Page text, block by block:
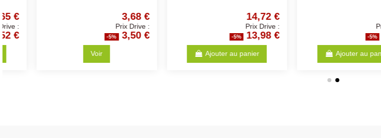
0,89 €
Prix Drive :
0,85 €
Ajouter au panier
1,36 €
Prix Drive :
1,29 €
Ajouter au panier
Prix
1,29
Ajouter au panier